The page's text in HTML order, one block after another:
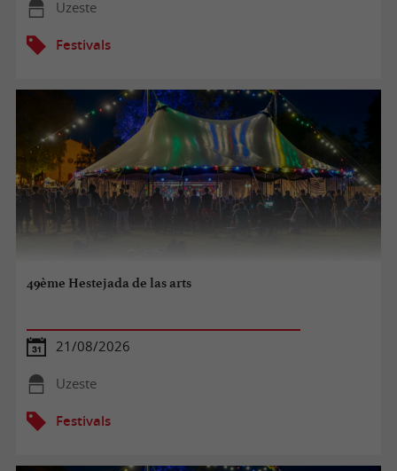
Uzeste
Festivals
49ème Hestejada de las arts
21/08/2026
Uzeste
Festivals